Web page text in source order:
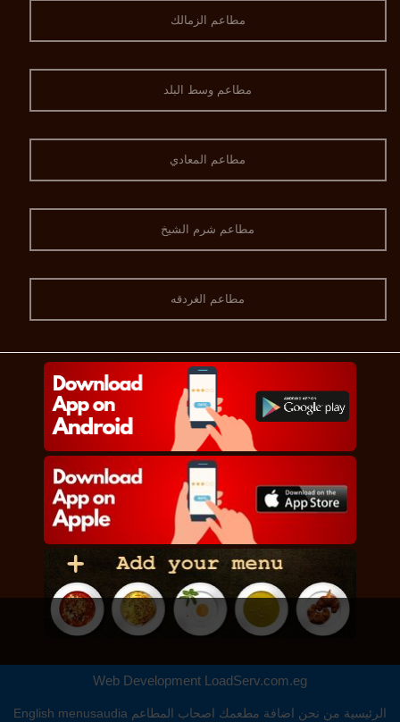
مطاعم الزمالك
مطاعم وسط البلد
مطاعم المعادي
مطاعم شرم الشيخ
مطاعم الغردقه
Web Development LoadServ.com.eg
الرئيسية من نحن اضافة مطعمك اصحاب المطاعم menusaudia
English